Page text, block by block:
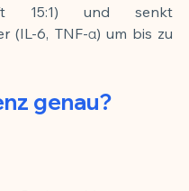
15:1) und senkt
(IL-6, TNF-α) um bis zu
genau?